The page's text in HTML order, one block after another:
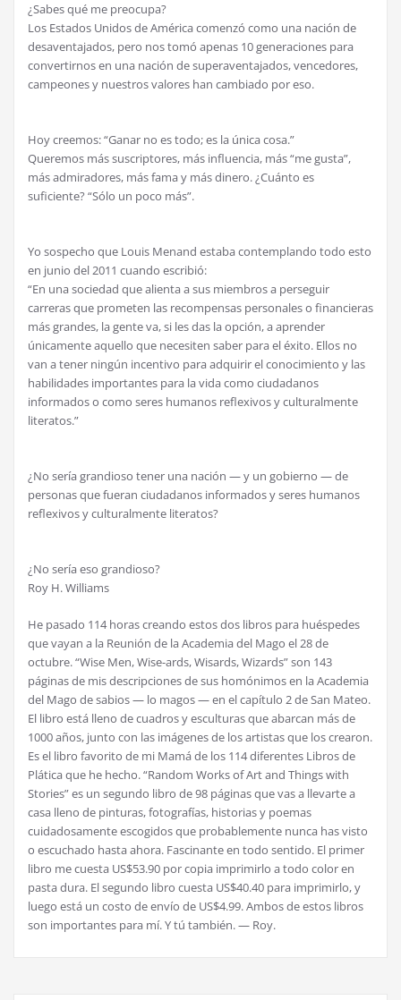
¿Sabes qué me preocupa?
Los Estados Unidos de América comenzó como una nación de
desaventajados, pero nos tomó apenas 10 generaciones para
convertirnos en una nación de superaventajados, vencedores,
campeones y nuestros valores han cambiado por eso.
Hoy creemos: “Ganar no es todo; es la única cosa.”
Queremos más suscriptores, más influencia, más “me gusta”,
más admiradores, más fama y más dinero. ¿Cuánto es
suficiente? “Sólo un poco más”.
Yo sospecho que Louis Menand estaba contemplando todo esto
en junio del 2011 cuando escribió:
“En una sociedad que alienta a sus miembros a perseguir
carreras que prometen las recompensas personales o financieras
más grandes, la gente va, si les das la opción, a aprender
únicamente aquello que necesiten saber para el éxito. Ellos no
van a tener ningún incentivo para adquirir el conocimiento y las
habilidades importantes para la vida como ciudadanos
informados o como seres humanos reflexivos y culturalmente
literatos.”
¿No sería grandioso tener una nación — y un gobierno — de
personas que fueran ciudadanos informados y seres humanos
reflexivos y culturalmente literatos?
¿No sería eso grandioso?
Roy H. Williams
He pasado 114 horas creando estos dos libros para huéspedes
que vayan a la Reunión de la Academia del Mago el 28 de
octubre. “Wise Men, Wise-ards, Wisards, Wizards” son 143
páginas de mis descripciones de sus homónimos en la Academia
del Mago de sabios — lo magos — en el capítulo 2 de San Mateo.
El libro está lleno de cuadros y esculturas que abarcan más de
1000 años, junto con las imágenes de los artistas que los crearon.
Es el libro favorito de mi Mamá de los 114 diferentes Libros de
Plática que he hecho. “Random Works of Art and Things with
Stories” es un segundo libro de 98 páginas que vas a llevarte a
casa lleno de pinturas, fotografías, historias y poemas
cuidadosamente escogidos que probablemente nunca has visto
o escuchado hasta ahora. Fascinante en todo sentido. El primer
libro me cuesta US$53.90 por copia imprimirlo a todo color en
pasta dura. El segundo libro cuesta US$40.40 para imprimirlo, y
luego está un costo de envío de US$4.99. Ambos de estos libros
son importantes para mí. Y tú también. — Roy.